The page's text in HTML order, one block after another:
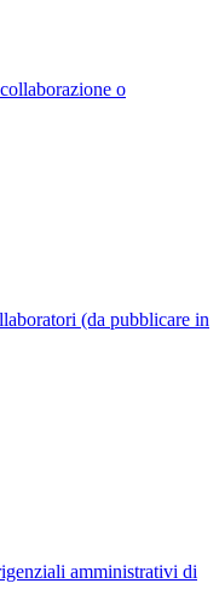
o
(da pubblicare in
amministrativi di